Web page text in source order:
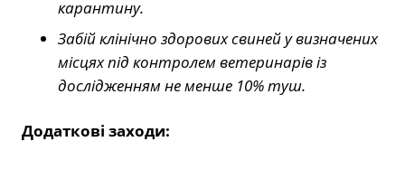
карантину.
Забій клінічно здорових свиней у визначених
місцях під контролем ветеринарів із
дослідженням не менше 10% туш.
Додаткові заходи: